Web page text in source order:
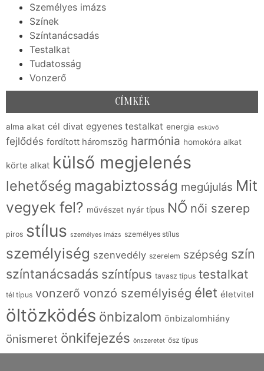
Személyes imázs
Színek
Színtanácsadás
Testalkat
Tudatosság
Vonzerő
CÍMKÉK
alma alkat cél divat egyenes testalkat energia esküvő
fejlődés fordított háromszög harmónia homokóra alkat
körte alkat külső megjelenés
lehetőség magabiztosság megújulás Mit
vegyek fel? művészet nyár típus NŐ női szerep
piros stílus személyes imázs személyes stílus
személyiség szenvedély szerelem szépség szín
színtanácsadás színtípus tavasz típus testalkat
tél típus vonzerő vonzó személyiség élet életvitel
öltözködés önbizalom önbizalomhiány
önismeret önkifejezés önszeretet ősz típus